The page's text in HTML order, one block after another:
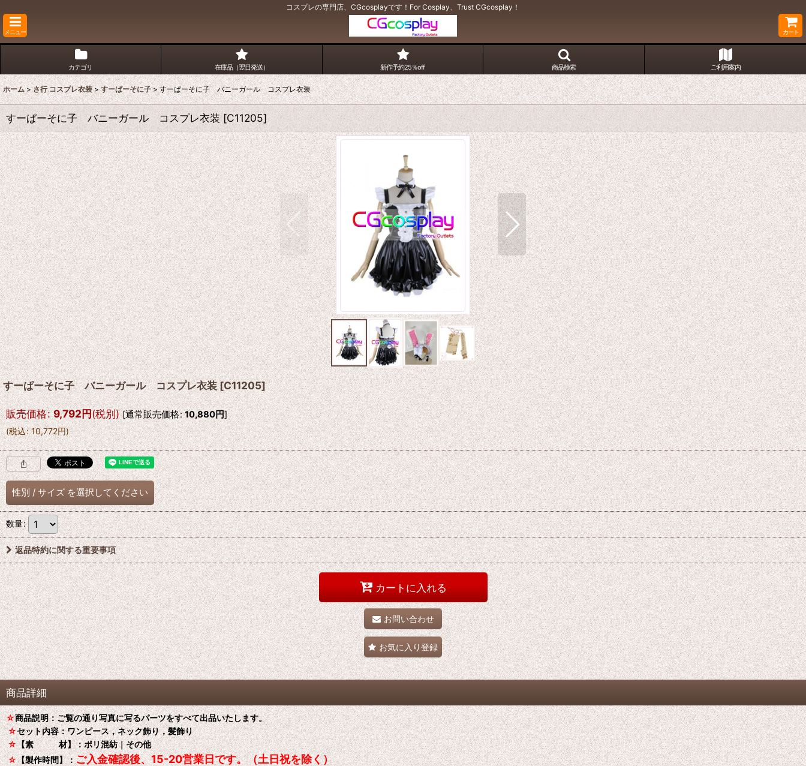
コスプレの専門店、CGcosplayです！For Cosplay、Trust CGcosplay！
メニュー カート
カテゴリ 在庫品（翌日発送） 新作予約25％off 商品検索 ご利用案内
ホーム > さ行 コスプレ衣装 > すーぱーそに子 > すーぱーそに子 バニーガール コスプレ衣装
すーぱーそに子 バニーガール コスプレ衣装 [C11205]
すーぱーそに子 バニーガール コスプレ衣装[C11205]
販売価格: 9,792円(税別) [通常販売価格: 10,880円]
(税込: 10,772円)
性別 / サイズ を選択してください
数量:
返品特約に関する重要事項
カートに入れる
お問い合わせ
お気に入り登録
商品詳細
☆商品説明：ご覧の通り写真に写るパーツをすべて出品いたします。
☆セット内容：ワンピース，ネック飾り，髪飾り
☆【素 材】：ポリ混紡｜その他
☆【製作時間】：ご入金確認後、15-20営業日です。（土日祝を除く）